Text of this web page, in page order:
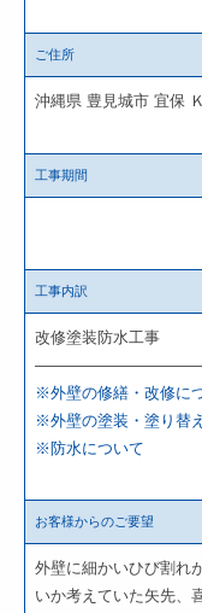
ご住所
沖縄県 豊見城市 宜保
工事期間
工事内訳
改修塗装防水工事
※外壁の修繕・改修に
※外壁の塗装・塗り替え
※防水について
お客様からのご要望
外壁に細かいひび割れ
いか考えていた矢先、